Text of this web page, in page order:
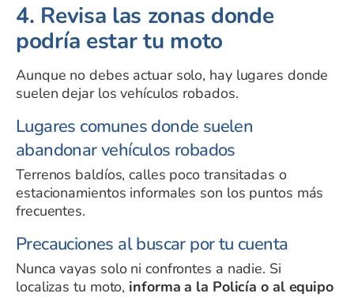
4. Revisa las zonas donde
podría estar tu moto
Aunque no debes actuar solo, hay lugares donde
suelen dejar los vehículos robados.
Lugares comunes donde suelen
abandonar vehículos robados
Terrenos baldíos, calles poco transitadas o
estacionamientos informales son los puntos más
frecuentes.
Precauciones al buscar por tu cuenta
Nunca vayas solo ni confrontes a nadie. Si
localizas tu moto, informa a la Policía o al equipo